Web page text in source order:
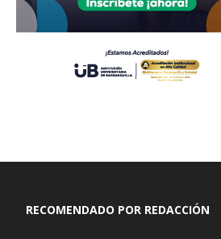
RECOMENDADO POR REDACCIÓN